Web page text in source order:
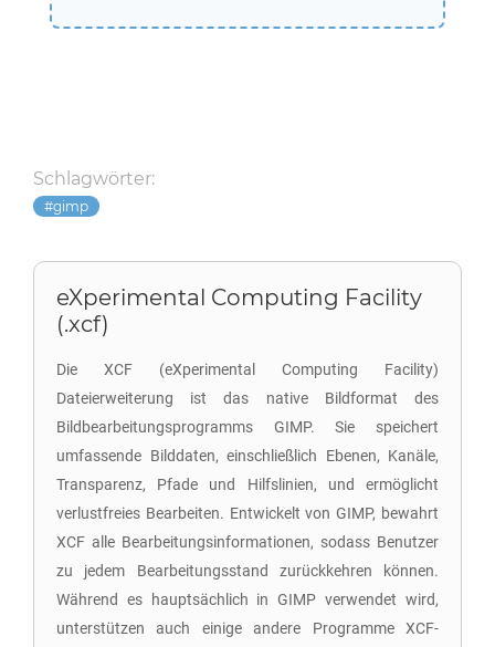
Schlagwörter:
gimp
eXperimental Computing Facility
(.xcf)
Die XCF (eXperimental Computing Facility)
Dateierweiterung ist das native Bildformat des
Bildbearbeitungsprogramms GIMP. Sie speichert
umfassende Bilddaten, einschließlich Ebenen, Kanäle,
Transparenz, Pfade und Hilfslinien, und ermöglicht
verlustfreies Bearbeiten. Entwickelt von GIMP, bewahrt
XCF alle Bearbeitungsinformationen, sodass Benutzer
zu jedem Bearbeitungsstand zurückkehren können.
Während es hauptsächlich in GIMP verwendet wird,
unterstützen auch einige andere Programme XCF-